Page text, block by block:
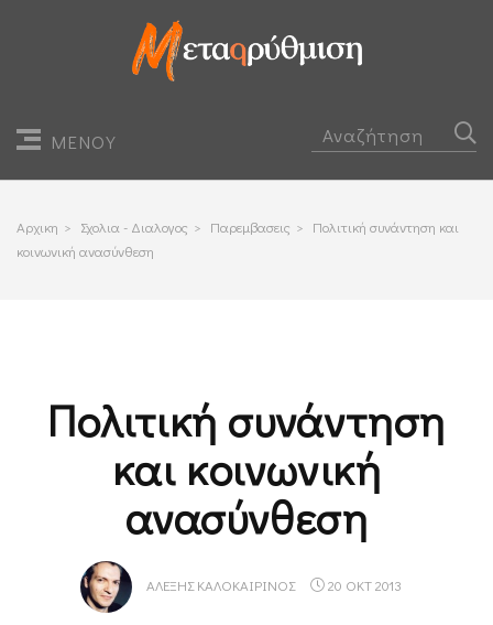
ΜΕΝΟΥ
Αρχικη > Σχολια - Διαλογος > Παρεμβασεις > Πολιτική συνάντηση και
κοινωνική ανασύνθεση
Πολιτική συνάντηση
και κοινωνική
ανασύνθεση
ΑΛΈΞΗΣ ΚΑΛΟΚΑΙΡΙΝΌΣ 20 ΟΚΤ 2013